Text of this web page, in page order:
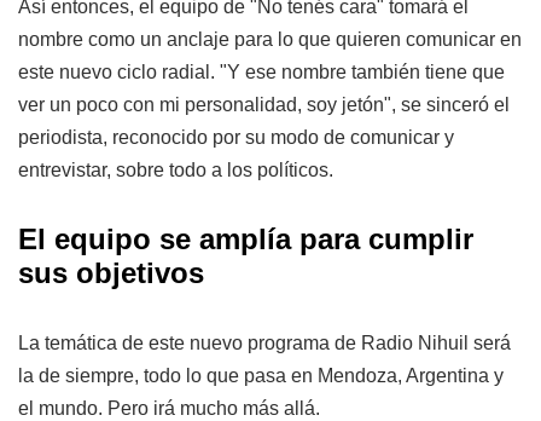
Así entonces, el equipo de "No tenés cara" tomará el
nombre como un anclaje para lo que quieren comunicar en
este nuevo ciclo radial. "Y ese nombre también tiene que
ver un poco con mi personalidad, soy jetón", se sinceró el
periodista, reconocido por su modo de comunicar y
entrevistar, sobre todo a los políticos.
El equipo se amplía para cumplir
sus objetivos
La temática de este nuevo programa de Radio Nihuil será
la de siempre, todo lo que pasa en Mendoza, Argentina y
el mundo. Pero irá mucho más allá.